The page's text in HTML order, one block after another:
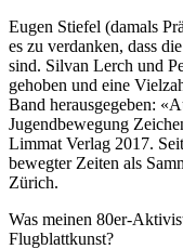
Eugen Stiefel (damals
es zu verdanken, dass
sind. Silvan Lerch und
gehoben und eine
Band herausgegeben:
Jugendbewegung
Limmat Verlag 2017.
bewegter Zeiten als
Zürich.
Was meinen 80er-
Flugblattkunst?